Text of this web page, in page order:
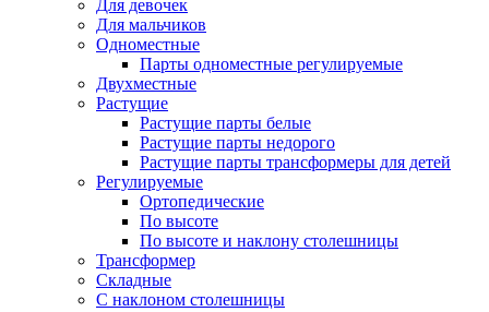
Для девочек
Для мальчиков
Одноместные
Парты одноместные регулируемые
Двухместные
Растущие
Растущие парты белые
Растущие парты недорого
Растущие парты трансформеры для детей
Регулируемые
Ортопедические
По высоте
По высоте и наклону столешницы
Трансформер
Складные
С наклоном столешницы